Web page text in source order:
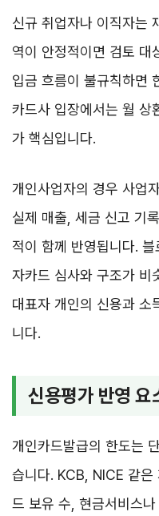
신규 취업자나 이직자는
역이 안정적이면 검토 대
입금 흐름이 불규칙하면
카드사 입장에서는 월 상
가 핵심입니다.
개인사업자의 경우 사업
실제 매출, 세금 신고 기
적이 함께 반영됩니다.
자카드 심사와 구조가 비
대표자 개인의 신용과 소
니다.
신용평가 반영 요
개인카드발급의 한도는
습니다. KCB, NICE 같은
드 보유 수, 현금서비스